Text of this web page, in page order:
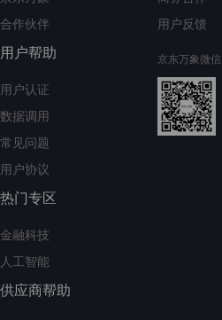
合作伙伴
用户帮助
用户认证
数据调用
常见问题
用户协议
热门专区
金融科技
人工智能
供应商帮助
用户反馈
京东万象微信